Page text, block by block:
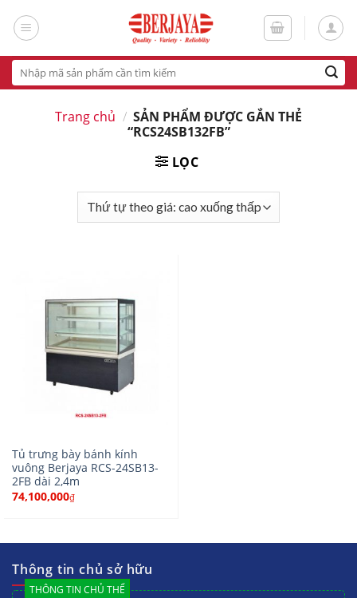
Tìm
kiếm:
Trang chủ / SẢN PHẨM ĐƯỢC GẮN THẺ
“RCS24SB132FB”
LỌC
Tủ trưng bày bánh kính
vuông Berjaya RCS-24SB13-
2FB dài 2,4m
74,100,000₫
Thông tin chủ sở hữu
THÔNG TIN CHỦ THỂ